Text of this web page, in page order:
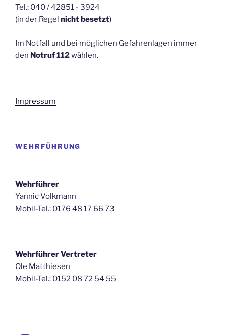
Tel.: 040 / 42851 - 3924
(in der Regel nicht besetzt)
Im Notfall und bei möglichen Gefahrenlagen immer
den Notruf 112wählen.
Impressum
WEHRFÜHRUNG
Wehrführer
Yannic Volkmann
Mobil-Tel.: 0176 48 17 66 73
Wehrführer Vertreter
Ole Matthiesen
Mobil-Tel.: 0152 08 72 54 55